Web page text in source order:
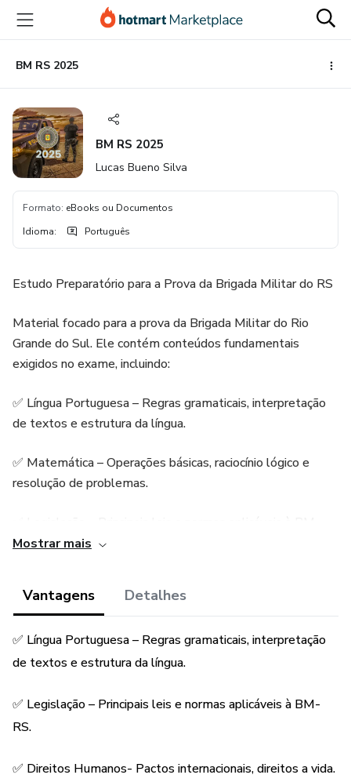
para
conteúdo
principal
para
pagamento
para
rodapé
BM RS 2025
BM RS 2025
Lucas Bueno Silva
Formato: eBooks ou Documentos
Idioma: Português
Estudo Preparatório para a Prova da Brigada Militar do RS
Material focado para a prova da Brigada Militar do Rio
Grande do Sul. Ele contém conteúdos fundamentais
exigidos no exame, incluindo:
✅ Língua Portuguesa – Regras gramaticais, interpretação
de textos e estrutura da língua.
✅ Matemática – Operações básicas, raciocínio lógico e
resolução de problemas.
RS.
informação e uso de sistemas.
✅ Direitos humanos - Direito a vida, pactos
interamericanos.
✅ 5 simulados com base na prova de 2021/2022
e organizados para otimizar sua preparação e aumentar
Mostrar mais
Vantagens Detalhes
✅ Língua Portuguesa – Regras gramaticais, interpretação
de textos e estrutura da língua.
✅ Legislação – Principais leis e normas aplicáveis à BM-
RS.
✅ Direitos Humanos- Pactos internacionais, direitos a vida.